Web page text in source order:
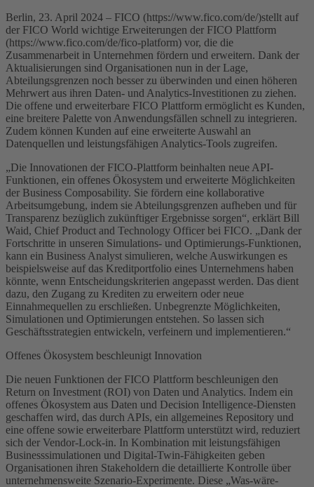
Berlin, 23. April 2024 – FICO (https://www.fico.com/de/)stellt auf
der FICO World wichtige Erweiterungen der FICO Plattform
(https://www.fico.com/de/fico-platform) vor, die die
Zusammenarbeit in Unternehmen fördern und erweitern. Dank der
Aktualisierungen sind Organisationen nun in der Lage,
Abteilungsgrenzen noch besser zu überwinden und einen höheren
Mehrwert aus ihren Daten- und Analytics-Investitionen zu ziehen.
Die offene und erweiterbare FICO Plattform ermöglicht es Kunden,
eine breitere Palette von Anwendungsfällen schnell zu integrieren.
Zudem können Kunden auf eine erweiterte Auswahl an
Datenquellen und leistungsfähigen Analytics-Tools zugreifen.
„Die Innovationen der FICO-Plattform beinhalten neue API-
Funktionen, ein offenes Ökosystem und erweiterte Möglichkeiten
der Business Composability. Sie fördern eine kollaborative
Arbeitsumgebung, indem sie Abteilungsgrenzen aufheben und für
Transparenz bezüglich zukünftiger Ergebnisse sorgen“, erklärt Bill
Waid, Chief Product and Technology Officer bei FICO. „Dank der
Fortschritte in unseren Simulations- und Optimierungs-Funktionen,
kann ein Business Analyst simulieren, welche Auswirkungen es
beispielsweise auf das Kreditportfolio eines Unternehmens haben
könnte, wenn Entscheidungskriterien angepasst werden. Das dient
dazu, den Zugang zu Krediten zu erweitern oder neue
Einnahmequellen zu erschließen. Unbegrenzte Möglichkeiten,
Simulationen und Optimierungen entstehen. So lassen sich
Geschäftsstrategien entwickeln, verfeinern und implementieren.“
Offenes Ökosystem beschleunigt Innovation
Die neuen Funktionen der FICO Plattform beschleunigen den
Return on Investment (ROI) von Daten und Analytics. Indem ein
offenes Ökosystem aus Daten und Decision Intelligence-Diensten
geschaffen wird, das durch APIs, ein allgemeines Repository und
eine offene sowie erweiterbare Plattform unterstützt wird, reduziert
sich der Vendor-Lock-in. In Kombination mit leistungsfähigen
Businesssimulationen und Digital-Twin-Fähigkeiten geben
Organisationen ihren Stakeholdern die detaillierte Kontrolle über
unternehmensweite Szenario-Experimente. Diese „Was-wäre-